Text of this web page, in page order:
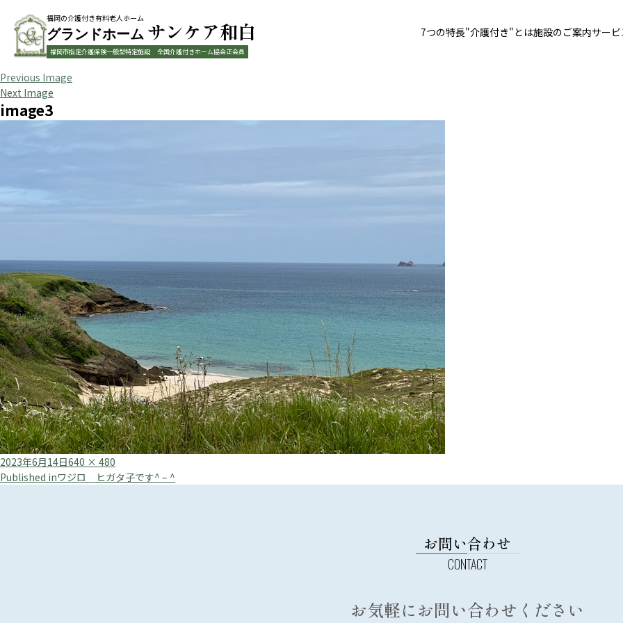
福岡の介護付き有料老人ホーム
グランドホーム サンケア和白
福岡市指定介護保険一般型特定施設 全国介護付きホーム協会正会員
7つの特長"介護付き"とは施設のご案内サー
Previous Image
Next Image
image3
Posted
on
2023年6月14日Full
size
640 × 480
投
Published inワジロ ヒガタ子です^ – ^
お問い合わせ
お気軽にお問い合わせください